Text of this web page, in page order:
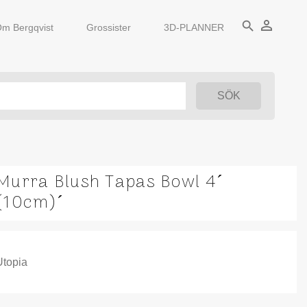
Bergqvist Grossister 3D-PLANNER search person_outline
Blush Tapas Bowl 4´